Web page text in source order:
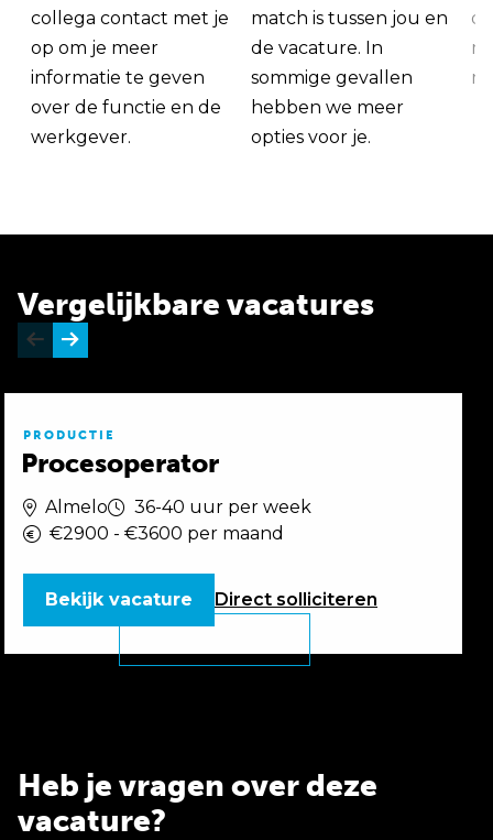
collega contact met je
op om je meer
informatie te geven
over de functie en de
werkgever.
match is tussen jou en
de vacature. In
sommige gevallen
hebben we meer
opties voor je.
Vergelijkbare vacatures
PRODUCTIE
Procesoperator
Almelo
36-40 uur per week
€2900 - €3600 per maand
Direct solliciteren
Bekijk vacature
Heb je vragen over deze
vacature?